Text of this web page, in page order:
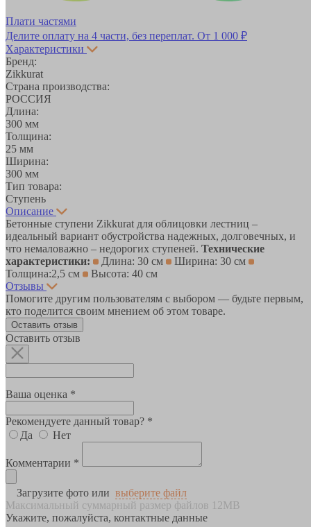
Плати частями
Делите оплату на 4 части, без переплат. От 1 000 ₽
Характеристики
Бренд:
Zikkurat
Страна производства:
РОССИЯ
Длина:
300 мм
Толщина:
25 мм
Ширина:
300 мм
Тип товара:
Ступень
Описание
Бетонные ступени Zikkurat для облицовки лестниц –
идеальный вариант обустройства надежных, долговечных, и
что немаловажно – недорогих ступеней. Технические
характеристики:
Длина: 30 см
Ширина: 30 см
Толщина:2,5 см
Высота: 40 см
Отзывы
Помогите другим пользователям с выбором — будьте первым,
кто поделится своим мнением об этом товаре.
Оставить отзыв
Оставить отзыв
Ваша оценка *
Рекомендуете данный товар? *
Да
Нет
Комментарии *
Загрузите фото или выберите файл
Максимальный суммарный размер файлов 12MB
Укажите, пожалуйста, контактные данные